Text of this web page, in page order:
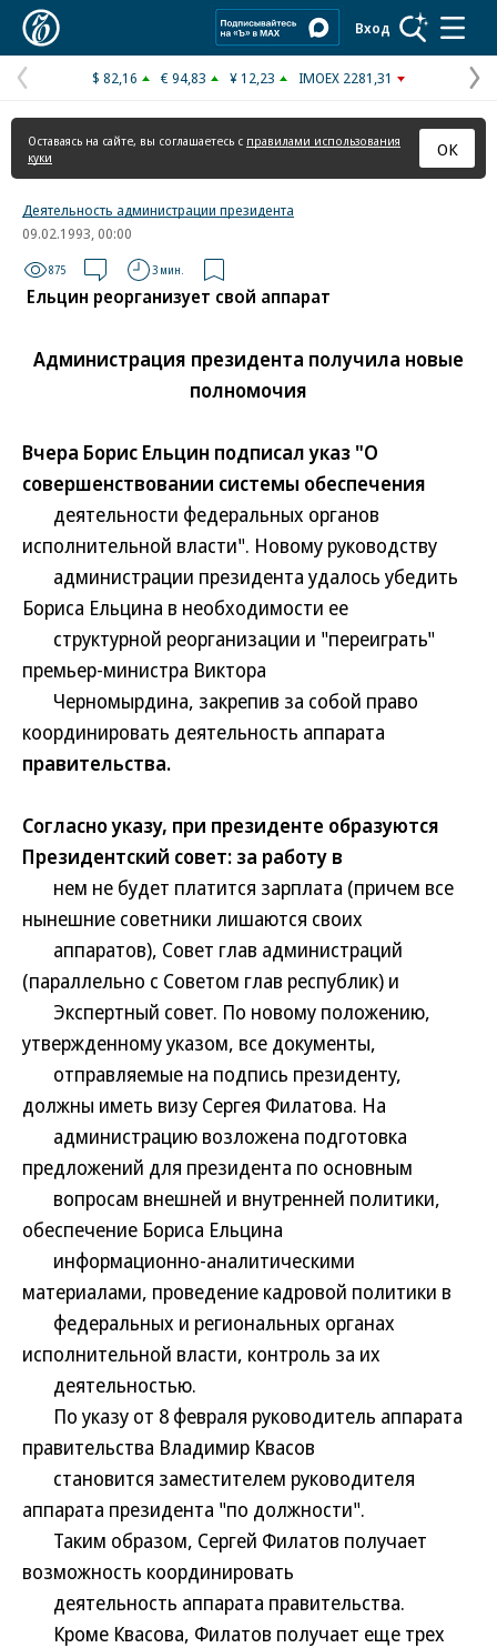
Вход
Предыдущая
страница
$ 82,16 € 94,83 ¥ 12,23 IMOEX 2281,31
Оставаясь на сайте, вы соглашаетесь с правилами использования
куки
ОК
Деятельность администрации президента
09.02.1993, 00:00
875 3 мин.
Ельцин реорганизует свой аппарат
Администрация президента получила новые
полномочия
Вчера Борис Ельцин подписал указ "О
совершенствовании системы обеспечения
деятельности федеральных органов
исполнительной власти". Новому руководству
администрации президента удалось убедить
Бориса Ельцина в необходимости ее
структурной реорганизации и "переиграть"
премьер-министра Виктора
Черномырдина, закрепив за собой право
координировать деятельность аппарата
правительства.
Согласно указу, при президенте образуются
Президентский совет: за работу в
нем не будет платится зарплата (причем все
нынешние советники лишаются своих
аппаратов), Совет глав администраций
(параллельно с Советом глав республик) и
Экспертный совет. По новому положению,
утвержденному указом, все документы,
отправляемые на подпись президенту,
должны иметь визу Сергея Филатова. На
администрацию возложена подготовка
предложений для президента по основным
вопросам внешней и внутренней политики,
обеспечение Бориса Ельцина
информационно-аналитическими
материалами, проведение кадровой политики в
федеральных и региональных органах
исполнительной власти, контроль за их
деятельностью.
По указу от 8 февраля руководитель аппарата
правительства Владимир Квасов
становится заместителем руководителя
аппарата президента "по должности".
Таким образом, Сергей Филатов получает
возможность координировать
деятельность аппарата правительства.
Кроме Квасова, Филатов получает еще трех